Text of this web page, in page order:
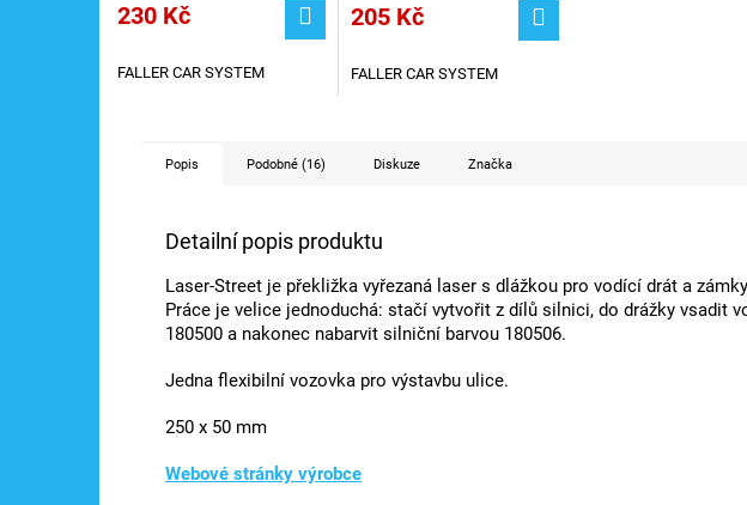
230 Kč
FALLER CAR SYSTEM
205 Kč
FALLER CAR SYSTEM
Popis Podobné (16) Diskuze Značka
Detailní popis produktu
Laser-Street je překližka vyřezaná laser s dlážkou pro vodící drát a
Práce je velice jednoduchá: stačí vytvořit z dílů silnici, do drážky vsadit
180500 a nakonec nabarvit silniční barvou 180506.
Jedna flexibilní vozovka pro výstavbu ulice.
250 x 50 mm
Webové stránky výrobce